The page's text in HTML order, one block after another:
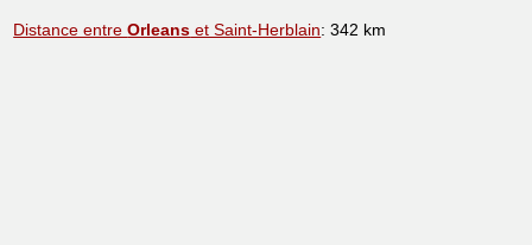
Distance entreOrleans et Saint-Herblain: 342 km